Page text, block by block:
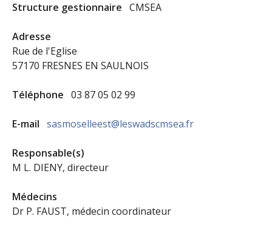
Structure gestionnaire CMSEA
Adresse
Rue de l'Eglise
57170 FRESNES EN SAULNOIS
Téléphone 03 87 05 02 99
E-mail sasmoselleest@leswadscmsea.fr
Responsable(s)
M L. DIENY, directeur
Médecins
Dr P. FAUST, médecin coordinateur